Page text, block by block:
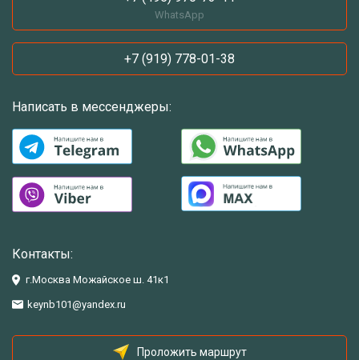
WhatsApp
+7 (919) 778-01-38
Написать в мессенджеры:
Контакты:
г.Москва Можайское ш. 41к1
keynb101@yandex.ru
Проложить маршрут